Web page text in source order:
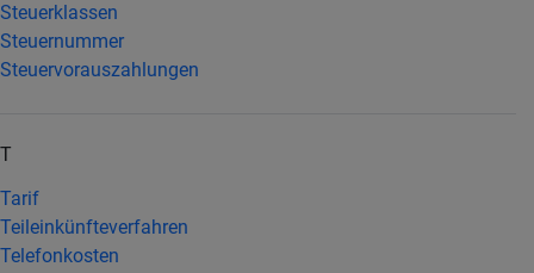
Steuerklassen
Steuernummer
Steuervorauszahlungen
T
Tarif
Teileinkünfteverfahren
Telefonkosten